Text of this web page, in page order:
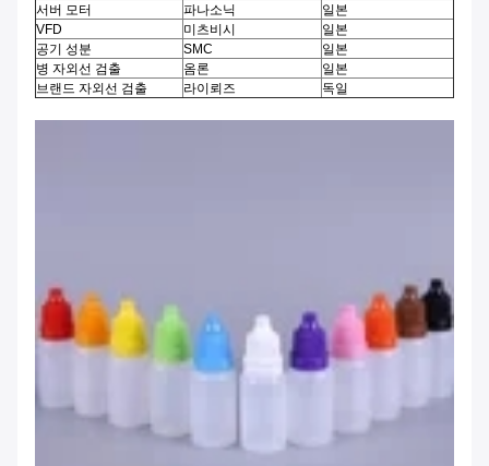
서버 모터
파나소닉
일본
VFD
미츠비시
일본
공기 성분
SMC
일본
병 자외선 검출
옴론
일본
브랜드 자외선 검출
라이뢰즈 독일